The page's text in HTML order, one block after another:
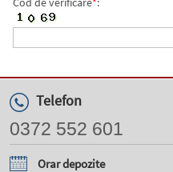
Telefon
0372 552 601
Orar depozite